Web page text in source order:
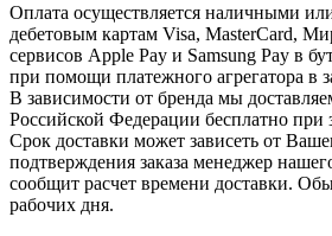
Оплата осуществляется наличными
дебетовым картам Visa, MasterCard,
сервисов Apple Pay и Samsung Pay в
при помощи платежного агрегатора в
В зависимости от бренда мы
Российской Федерации бесплатно при
Срок доставки может зависеть от
подтверждения заказа менеджер
сообщит расчет времени доставки.
рабочих дня.